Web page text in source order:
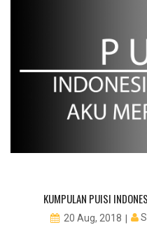
KUMPULAN PUISI
20 Aug, 2018